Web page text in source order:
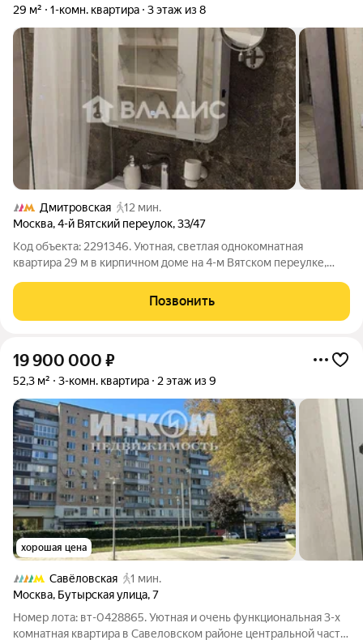
29 м² 1-комн. квартира 3 этаж из 8
Дмитровская
12 мин.
Москва,4-й Вятский переулок,33/47
Код объекта: 2291346. Уютная, светлая однокомнатная
квартира 29 м в кирпичном доме на 4-м Вятском переулке,
качественным евроремонтом и балконом для утреннего кофе.
Позвонить
19 900 000 ₽
52,3 м² 3-комн. квартира 2 этаж из 9
хорошая цена
Савёловская
1 мин.
Москва, Бутырская улица,7
Номер лота: вт-0428865. Уютная и очень функциональная 3-х
комнатная квартира в Савеловском районе центральной части